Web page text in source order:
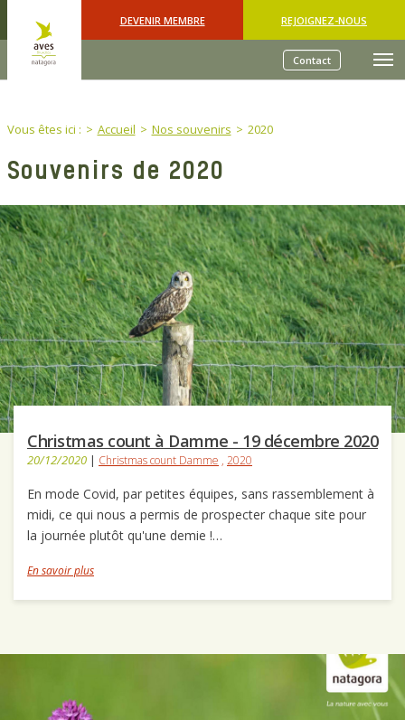
DEVENIR MEMBRE REJOIGNEZ-NOUS
Contact
You are here:
Vous êtes ici : Accueil Nos souvenirs 2020
Souvenirs de 2020
Christmas count à Damme - 19 décembre 2020
20/12/2020 | Christmas count Damme , 2020
En mode Covid, par petites équipes, sans rassemblement à
midi, ce qui nous a permis de prospecter chaque site pour
la journée plutôt qu'une demie !…
En savoir plus